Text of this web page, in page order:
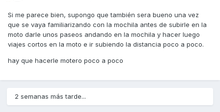
Si me parece bien, supongo que también sera bueno una vez
que se vaya familiarizando con la mochila antes de subirle en la
moto darle unos paseos andando en la mochila y hacer luego
viajes cortos en la moto e ir subiendo la distancia poco a poco.
hay que hacerle motero poco a poco
2 semanas más tarde...